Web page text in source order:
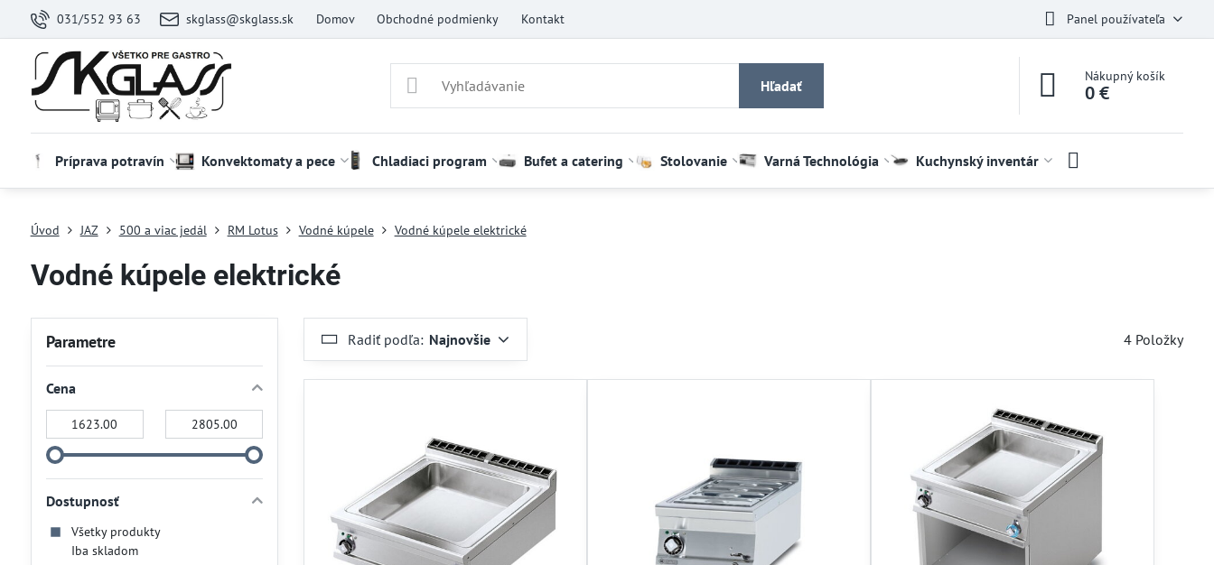
031/552 93 63 skglass@skglass.sk Domov Obchodné podmienky Kontakt Panel používateľa
Hľadať
Nákupný košík
0 €
Príprava potravín Konvektomaty a pece Chladiaci program Bufet a catering Stolovanie Varná Technológia Kuchynský inventár
Úvod JAZ 500 a viac jedál RM Lotus Vodné kúpele Vodné kúpele elektrické
Vodné kúpele elektrické
Radiť podľa: Najnovšie 4 Položky
Parametre
Cena
Dostupnosť
Všetky produkty
Iba skladom